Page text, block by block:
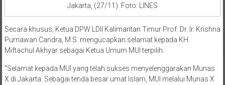
Secara khusus, Ketua DPW LDII Kalimantan Timur Prof. Dr. Ir. Krishna
Purnawan Candra, M.S. mengucapkan selamat kepada KH.
Miftachul Akhyar sebagai Ketua Umum MUI terpilih.
X di Jakarta. Sebagai tenda besar umat Islam, MUI melalui Munas X
yang telah dengan cepat merespon perkembangan berbagai aspek